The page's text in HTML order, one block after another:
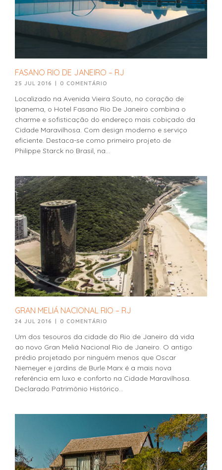
FASANO RIO DE JANEIRO – RJ
25 JUL 2016 0 COMENTÁRIO
Localizado na Avenida Vieira Souto, no coração de
Ipanema, o Hotel Fasano Rio De Janeiro combina o
charme e sofisticação do endereço mais cobiçado da
Cidade Maravilhosa. Com design moderno e serviço
eficiente. Destaca-se como primeiro projeto de
Philippe Starck no Brasil, na...
GRAN MELIÁ NACIONAL RIO – RJ
24 JUL 2016 | 0 COMENTÁRIO
Um dos tesouros da cidade do Rio de Janeiro dá vida
ao novo Gran Meliá Nacional Rio de Janeiro. O antigo
prédio projetado por ninguém menos que Oscar
Niemeyer e jardins de Burle Marx é a mais nova
referência em luxo e conforto na Cidade Maravilhosa.
Declarado Patrimônio Histórico...